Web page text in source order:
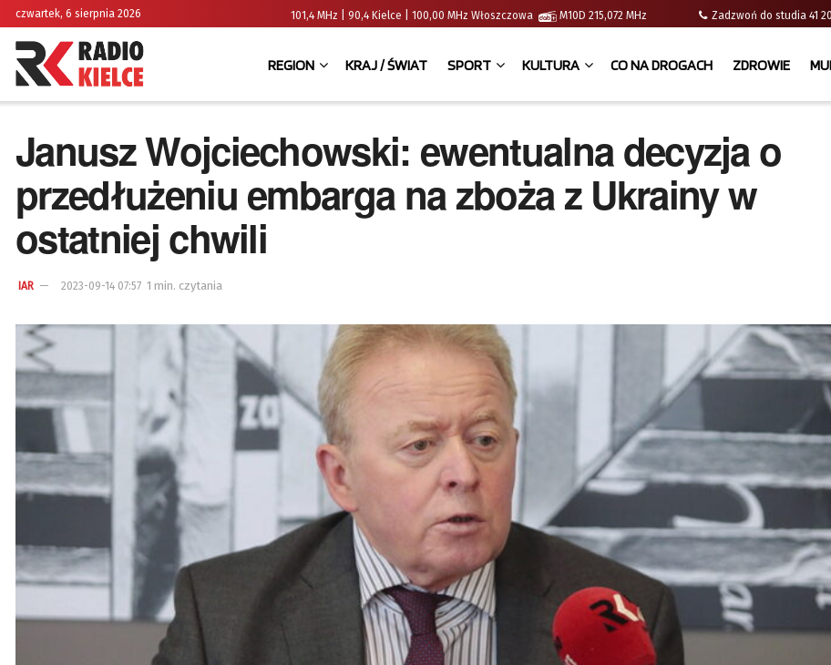
czwartek, 6 sierpnia 2026 101,4 MHz | 90,4 Kielce | 100,00 MHz Włoszczowa M10D 215,072 MHz Zadzwoń do studia
REGION KRAJ / ŚWIAT SPORT KULTURA CO NA DROGACH ZDROWIE
Janusz Wojciechowski: ewentualna decyzja o
przedłużeniu embarga na zboża z Ukrainy w
ostatniej chwili
IAR 2023-09-14 07:57 1 min. czytania